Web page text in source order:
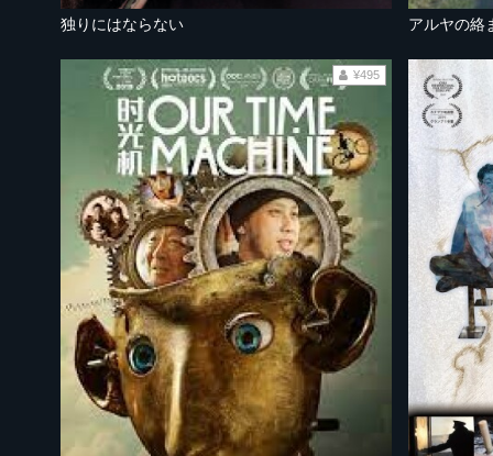
独りにはならない アルヤの絡
¥495